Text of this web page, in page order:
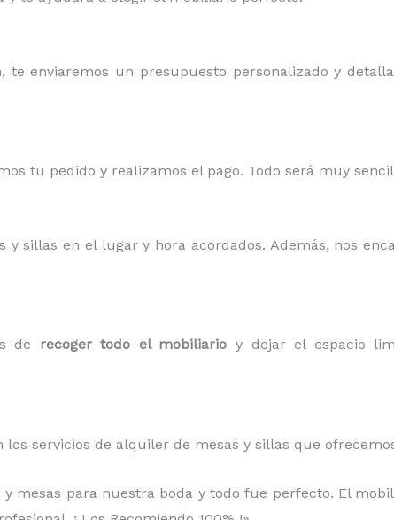
enviaremos un presupuesto personalizado y
tu pedido y realizamos el pago. Todo será muy
y sillas en el lugar y hora acordados. Además, nos
de recoger todo el mobiliario y dejar el espacio
servicios de alquiler de mesas y sillas que
mesas para nuestra boda y todo fue perfecto. El